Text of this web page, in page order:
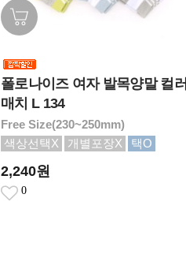
폴로나이즈 여자 발목양말 컬러
매치 L 134
Free Size(230~250mm)
색상선택X
개별포장X 택O
2,240원
0